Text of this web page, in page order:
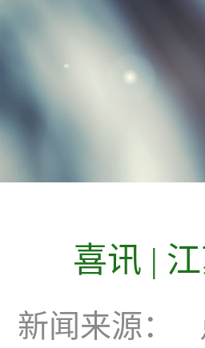
喜讯|江
新闻来源：